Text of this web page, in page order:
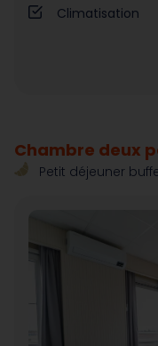
Climatisation
Chambre deux
Petit déjeuner